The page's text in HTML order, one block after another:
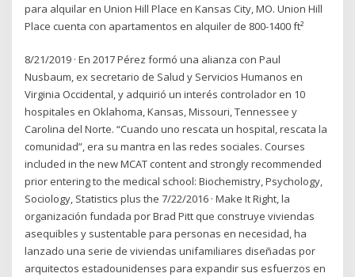
para alquilar en Union Hill Place en Kansas City, MO. Union Hill
Place cuenta con apartamentos en alquiler de 800-1400 ft²
8/21/2019 · En 2017 Pérez formó una alianza con Paul
Nusbaum, ex secretario de Salud y Servicios Humanos en
Virginia Occidental, y adquirió un interés controlador en 10
hospitales en Oklahoma, Kansas, Missouri, Tennessee y
Carolina del Norte. “Cuando uno rescata un hospital, rescata la
comunidad”, era su mantra en las redes sociales. Courses
included in the new MCAT content and strongly recommended
prior entering to the medical school: Biochemistry, Psychology,
Sociology, Statistics plus the 7/22/2016 · Make It Right, la
organización fundada por Brad Pitt que construye viviendas
asequibles y sustentable para personas en necesidad, ha
lanzado una serie de viviendas unifamiliares diseñadas por
arquitectos estadounidenses para expandir sus esfuerzos en